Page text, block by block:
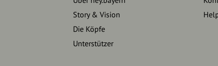
Story & Vision
Die Köpfe
Unterstützer